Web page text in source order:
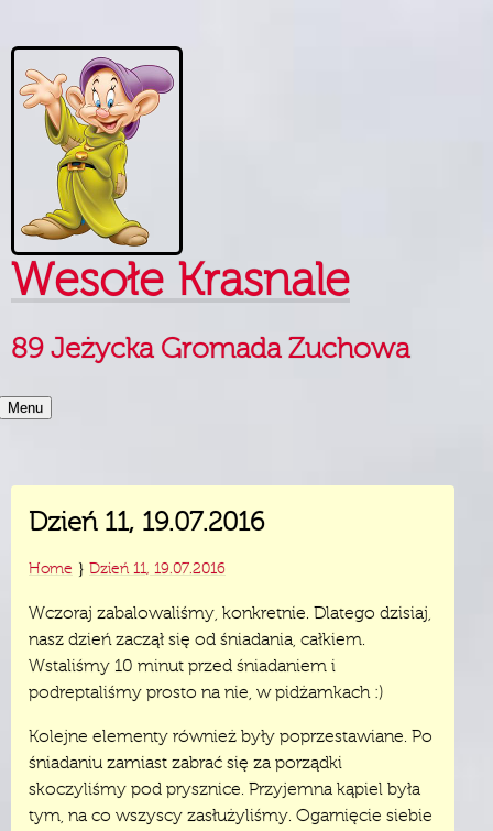
Wesołe Krasnale
89 Jeżycka Gromada Zuchowa
Menu
Dzień 11, 19.07.2016
Home } Dzień 11, 19.07.2016
Wczoraj zabalowaliśmy, konkretnie. Dlatego dzisiaj,
nasz dzień zaczął się od śniadania, całkiem.
Wstaliśmy 10 minut przed śniadaniem i
podreptaliśmy prosto na nie, w pidżamkach :)
Kolejne elementy również były poprzestawiane. Po
śniadaniu zamiast zabrać się za porządki
skoczyliśmy pod prysznice. Przyjemna kąpiel była
tym, na co wszyscy zasłużyliśmy. Ogarnięcie siebie